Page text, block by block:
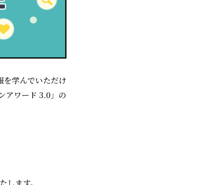
を学んでいただけ
アワード 3.0」の
ます。